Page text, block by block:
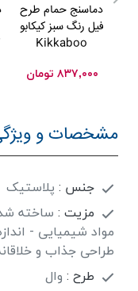
دماسنج حمام طرح
فیل رنگ سبز کیکابو
Kikkaboo
۸۳۷,۰۰۰ تومان
مشخصات و
جنس : پلاستیک
مزیت :
طراحی جذاب و
طرح : وال